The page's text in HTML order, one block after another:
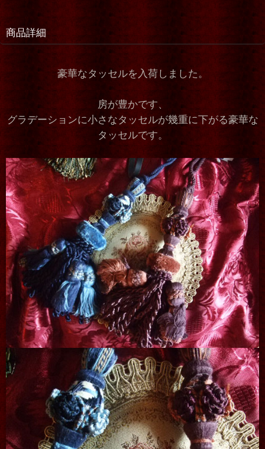
商品詳細
豪華なタッセルを入荷しました。
房が豊かです、
グラデーションに小さなタッセルが幾重に下がる豪華な
タッセルです。